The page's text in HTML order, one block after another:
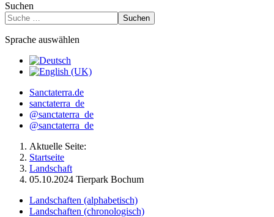
Suchen
Suchen
Sprache auswählen
Sanctaterra.de
sanctaterra_de
@sanctaterra_de
@sanctaterra_de
Aktuelle Seite:
Startseite
Landschaft
05.10.2024 Tierpark Bochum
Landschaften (alphabetisch)
Landschaften (chronologisch)